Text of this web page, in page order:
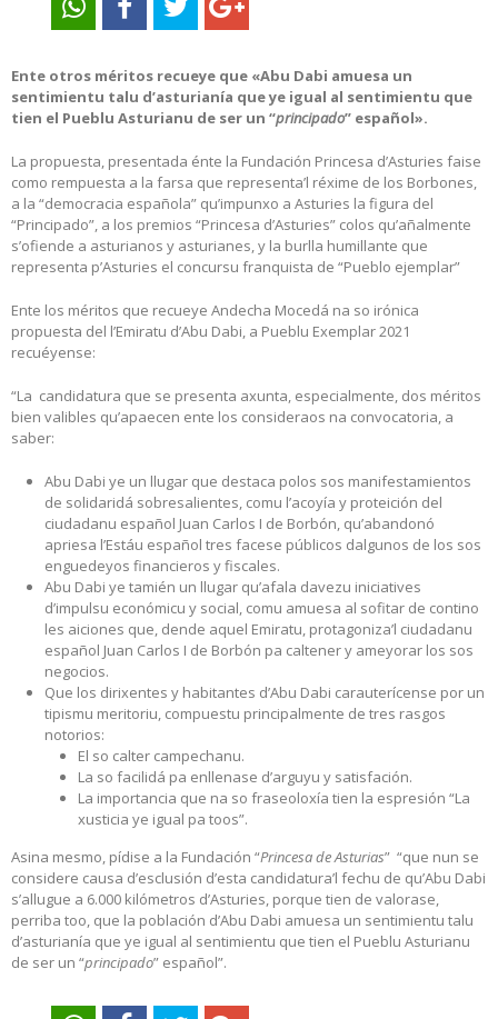
Ente otros méritos recueye que «Abu Dabi amuesa un
sentimientu talu d’asturianía que ye igual al sentimientu que
tien el Pueblu Asturianu de ser un “principado” español».
La propuesta, presentada énte la Fundación Princesa d’Asturies faise
como rempuesta a la farsa que representa’l réxime de los Borbones,
a la “democracia española” qu’impunxo a Asturies la figura del
“Principado”, a los premios “Princesa d’Asturies” colos qu’añalmente
s’ofiende a asturianos y asturianes, y la burlla humillante que
representa p’Asturies el concursu franquista de “Pueblo ejemplar”
Ente los méritos que recueye Andecha Mocedá na so irónica
propuesta del l’Emiratu d’Abu Dabi, a Pueblu Exemplar 2021
recuéyense:
“La candidatura que se presenta axunta, especialmente, dos méritos
bien valibles qu’apaecen ente los consideraos na convocatoria, a
saber:
Abu Dabi ye un llugar que destaca polos sos manifestamientos
de solidaridá sobresalientes, comu l’acoyía y proteición del
ciudadanu español Juan Carlos I de Borbón, qu’abandonó
apriesa l’Estáu español tres facese públicos dalgunos de los sos
enguedeyos financieros y fiscales.
Abu Dabi ye tamién un llugar qu’afala davezu iniciatives
d’impulsu económicu y social, comu amuesa al sofitar de contino
les aiciones que, dende aquel Emiratu, protagoniza’l ciudadanu
español Juan Carlos I de Borbón pa caltener y ameyorar los sos
negocios.
Que los dirixentes y habitantes d’Abu Dabi carauterícense por un
tipismu meritoriu, compuestu principalmente de tres rasgos
notorios:
El so calter campechanu.
La so facilidá pa enllenase d’arguyu y satisfación.
La importancia que na so fraseoloxía tien la espresión “La
xusticia ye igual pa toos”.
Asina mesmo, pídise a la Fundación “Princesa de Asturias” “que nun se
considere causa d’esclusión d’esta candidatura’l fechu de qu’Abu Dabi
s’allugue a 6.000 kilómetros d’Asturies, porque tien de valorase,
perriba too, que la población d’Abu Dabi amuesa un sentimientu talu
d’asturianía que ye igual al sentimientu que tien el Pueblu Asturianu
de ser un “principado” español”.